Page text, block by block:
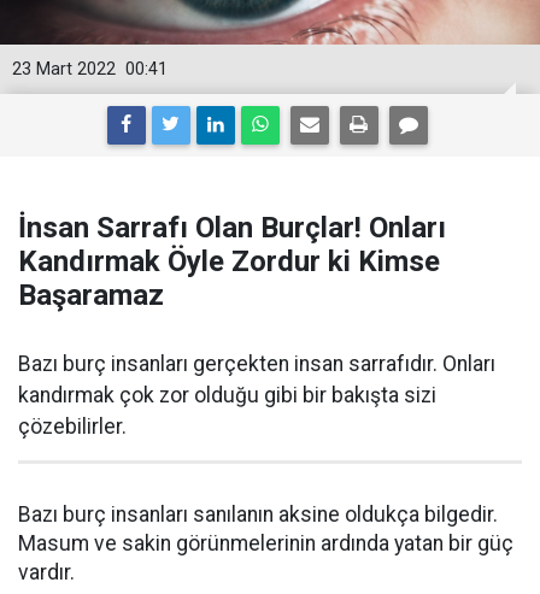
00:41
23 Mart 2022
İnsan Sarrafı Olan Burçlar! Onları
Kandırmak Öyle Zordur ki Kimse
Başaramaz
Bazı burç insanları gerçekten insan sarrafıdır. Onları
kandırmak çok zor olduğu gibi bir bakışta sizi
çözebilirler.
Bazı burç insanları sanılanın aksine oldukça bilgedir.
Masum ve sakin görünmelerinin ardında yatan bir güç
vardır.